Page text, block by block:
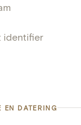
identifier
EN DATERING